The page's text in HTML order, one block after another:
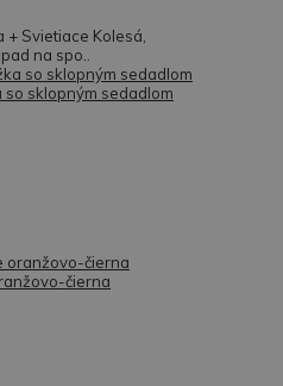
Svietiace Kolesá,
na spo..
sklopným sedadlom
čierna